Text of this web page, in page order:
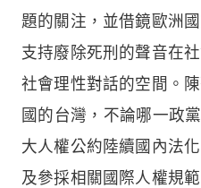
題的關注，並借鏡歐洲
支持廢除死刑的聲音在
社會理性對話的空間。
國的台灣，不論哪一政
大人權公約陸續國內法
及參採相關國際人權規